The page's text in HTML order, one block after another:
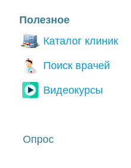
Полезное
Каталог клиник
Поиск врачей
Видеокурсы
Опрос